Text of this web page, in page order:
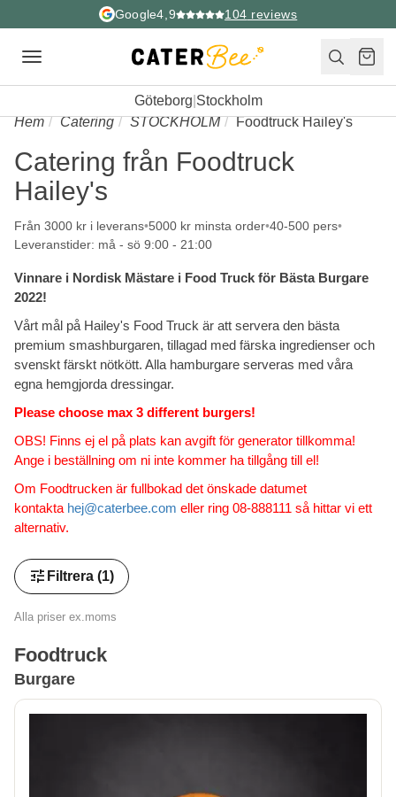
Google4,9 104 reviews
Toggle
Göteborg Stockholm
Hem
Catering STOCKHOLM Foodtruck Hailey's
Catering från Foodtruck
Hailey's
Från 3000 kr i leverans 5000 kr minsta order 40-500 pers
Leveranstider: må - sö 9:00 - 21:00
Vinnare i Nordisk Mästare i Food Truck för Bästa Burgare
2022!
Vårt mål på Hailey's Food Truck är att servera den bästa
premium smashburgaren, tillagad med färska ingredienser och
svenskt färskt nötkött. Alla hamburgare serveras med våra
egna hemgjorda dressingar.
Please choose max 3 different burgers!
OBS! Finns ej el på plats kan avgift för generator tillkomma!
Ange i beställning om ni inte kommer ha tillgång till el!
Om Foodtrucken är fullbokad det önskade datumet
kontakta hej@caterbee.com eller ring 08-888111 så hittar vi ett
alternativ.
tune Filtrera (1)
Alla priser ex.moms
Foodtruck
Burgare